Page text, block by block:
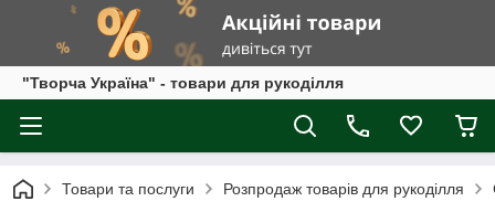
"Творча Україна" - товари для рукоділля
Товари та послуги Розпродаж товарів для рукоділля